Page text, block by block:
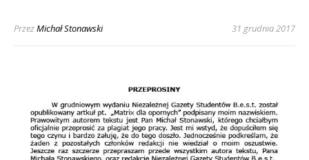
PrzezMichał Stonawski 31 grudnia 2017